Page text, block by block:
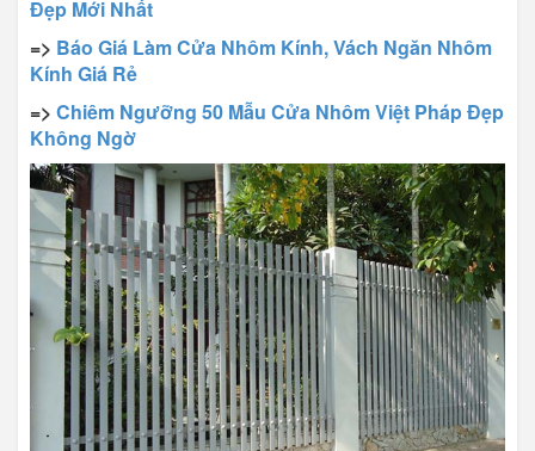
Đẹp Mới Nhất
=> Báo Giá Làm Cửa Nhôm Kính, Vách Ngăn Nhôm
Kính Giá Rẻ
=> Chiêm Ngưỡng 50 Mẫu Cửa Nhôm Việt Pháp Đẹp
Không Ngờ